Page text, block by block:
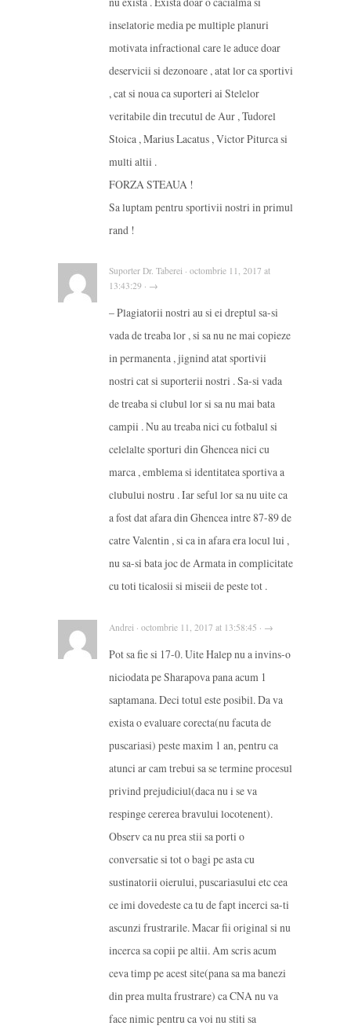
inselatorie media pe multiple planuri
motivata infractional care le aduce doar
deservicii si dezonoare , atat lor ca sportivi
, cat si noua ca suporteri ai Stelelor
veritabile din trecutul de Aur , Tudorel
Stoica , Marius Lacatus , Victor Piturca si
multi altii .
FORZA STEAUA !
Sa luptam pentru sportivii nostri in primul
rand !
Suporter Dr. Taberei · octombrie 11, 2017 at
13:43:29 · →
– Plagiatorii nostri au si ei dreptul sa-si
vada de treaba lor , si sa nu ne mai copieze
in permanenta , jignind atat sportivii
nostri cat si suporterii nostri . Sa-si vada
de treaba si clubul lor si sa nu mai bata
campii . Nu au treaba nici cu fotbalul si
celelalte sporturi din Ghencea nici cu
marca , emblema si identitatea sportiva a
clubului nostru . Iar seful lor sa nu uite ca
a fost dat afara din Ghencea intre 87-89 de
catre Valentin , si ca in afara era locul lui ,
nu sa-si bata joc de Armata in complicitate
cu toti ticalosii si miseii de peste tot .
Andrei · octombrie 11, 2017 at 13:58:45 · →
Pot sa fie si 17-0. Uite Halep nu a invins-o
niciodata pe Sharapova pana acum 1
saptamana. Deci totul este posibil. Da va
exista o evaluare corecta(nu facuta de
puscariasi) peste maxim 1 an, pentru ca
atunci ar cam trebui sa se termine procesul
privind prejudiciul(daca nu i se va
respinge cererea bravului locotenent).
Observ ca nu prea stii sa porti o
conversatie si tot o bagi pe asta cu
sustinatorii oierului, puscariasului etc cea
ce imi dovedeste ca tu de fapt incerci sa-ti
ascunzi frustrarile. Macar fii original si nu
incerca sa copii pe altii. Am scris acum
ceva timp pe acest site(pana sa ma banezi
din prea multa frustrare) ca CNA nu va
face nimic pentru ca voi nu stiti sa